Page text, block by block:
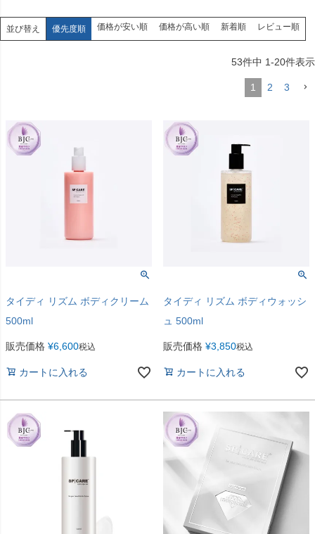
並び替え 優先度順 価格が安い順 価格が高い順 新着順 レビュー順
53件中 1-20件表示
1 2 3
タイディ リズム ボディクリーム
500ml
販売価格 ¥6,600税込
カートに入れる
タイディ リズム ボディウォッシ
ュ 500ml
販売価格 ¥3,850税込
カートに入れる